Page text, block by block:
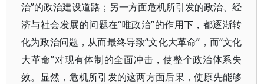
治”的政治建设道路；另一方面危机所引发的政治、经
济与社会发展的问题在“唯政治”的作用下，都逐渐转
化为政治问题，从而最终导致“文化大革命”，而“文化
大革命”对现有体制的全面冲击，使整个政治体系失
效。显然，危机所引发的这两方面后果，使原先能够